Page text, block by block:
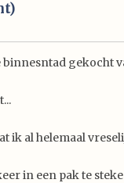
binnesntad gekocht
ik al helemaal
in een pak te